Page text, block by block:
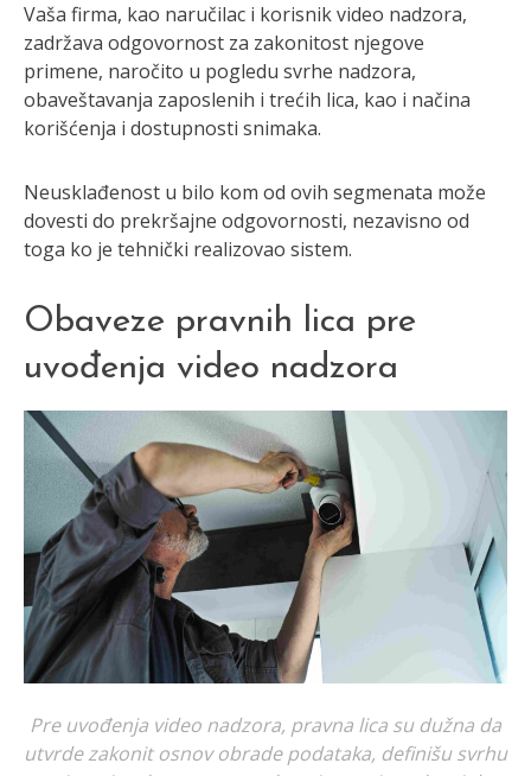
Vaša firma, kao naručilac i korisnik video nadzora,
zadržava odgovornost za zakonitost njegove
primene, naročito u pogledu svrhe nadzora,
obaveštavanja zaposlenih i trećih lica, kao i načina
korišćenja i dostupnosti snimaka.
Neusklađenost u bilo kom od ovih segmenata može
dovesti do prekršajne odgovornosti, nezavisno od
toga ko je tehnički realizovao sistem.
Obaveze pravnih lica pre
uvođenja video nadzora
Pre uvođenja video nadzora, pravna lica su dužna da
utvrde zakonit osnov obrade podataka, definišu svrhu